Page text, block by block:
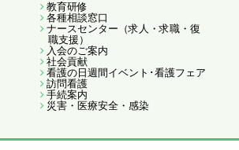
教育研修
各種相談窓口
ナースセンター（求人・求職・復
職支援）
入会のご案内
社会貢献
看護の日週間イベント･看護フェア
訪問看護
手続案内
災害・医療安全・感染